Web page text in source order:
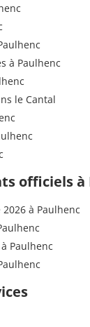
à Paulhenc
le Cantal
officiels à
à Paulhenc
Paulhenc